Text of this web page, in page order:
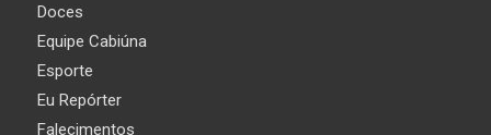
Doces
Equipe Cabiúna
Esporte
Eu Repórter
Falecimentos